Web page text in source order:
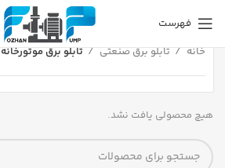
فهرست
خانه تابلو برق صنعتی تابلو برق موتورخانه
هیچ محصولی یافت نشد.